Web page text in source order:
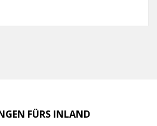
FÜRS INLAND